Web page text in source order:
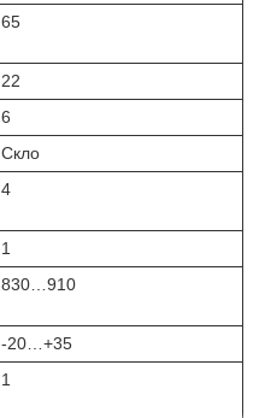
65
22
6
Скло
4
1
830…910
-20…+35
1